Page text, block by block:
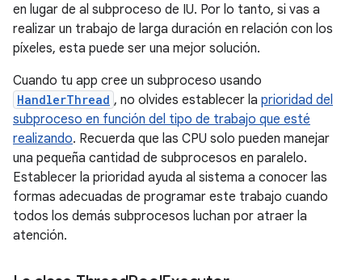
en lugar de al subproceso de IU. Por lo tanto, si vas a
realizar un trabajo de larga duración en relación con los
píxeles, esta puede ser una mejor solución.
Cuando tu app cree un subproceso usando
HandlerThread , no olvides establecer la prioridad del
subproceso en función del tipo de trabajo que esté
realizando. Recuerda que las CPU solo pueden manejar
una pequeña cantidad de subprocesos en paralelo.
Establecer la prioridad ayuda al sistema a conocer las
formas adecuadas de programar este trabajo cuando
todos los demás subprocesos luchan por atraer la
atención.